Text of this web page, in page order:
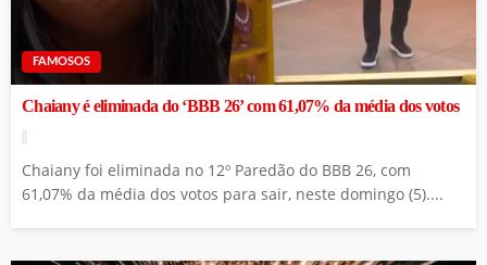
FAMOSOS
Chaiany é eliminada do ‘BBB 26’ com 61,07% da média dos votos
Chaiany foi eliminada no 12º Paredão do BBB 26, com
61,07% da média dos votos para sair, neste domingo (5)....